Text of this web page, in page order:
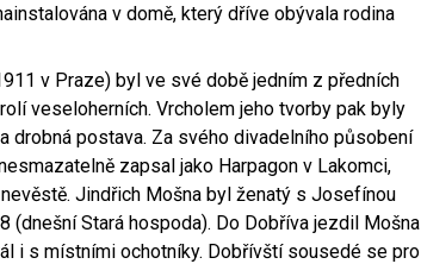
v domě, který dříve obývala rodina
v Praze) byl ve své době jedním z předních
veseloherních. Vrcholem jeho tvorby pak byly
drobná postava. Za svého divadelního působení
zapsal jako Harpagon v Lakomci,
Jindřich Mošna byl ženatý s Josefínou
(dnešní Stará hospoda). Do Dobříva jezdil Mošna
i s místními ochotníky. Dobřívští sousedé se pro